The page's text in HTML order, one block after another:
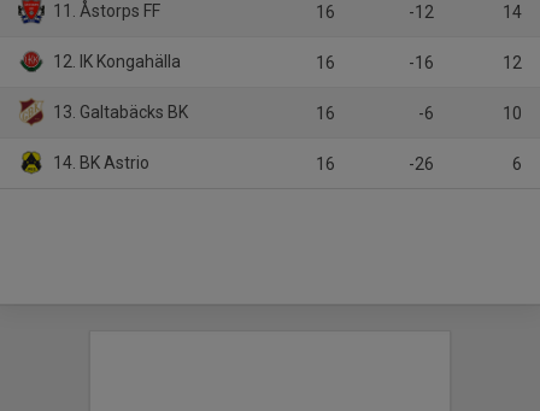
11. Åstorps FF 16 -12 14
12. IK Kongahälla 16 -16 12
13. Galtabäcks BK 16 -6 10
14. BK Astrio 16 -26 6